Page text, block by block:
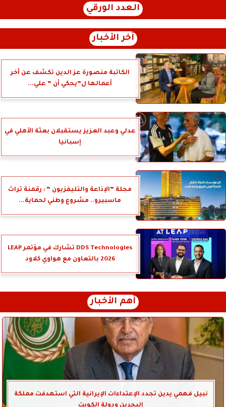
العدد الورقي
آخر الأخبار
الكاتبة منصورة عز الدين تكشف عن أخر
أعمالها ل”يحكي أن ” علي...
عدلي وعبد العزيز يستقبلان بعثة الأهلي في
إسبانيا
مجلة ”الإذاعة والتليفزيون ” : رقمنة تراث
ماسبيرو.. مشروع وطني لحماية...
DDS Technologies تشارك في مؤتمر LEAP
2026 بالتعاون مع هواوي كلاود
أهم الأخبار
نبيل فهمي يدين تجدد الإعتداءات الإيرانية التي استهدفت مملكة
البحرين ودولة الكويت